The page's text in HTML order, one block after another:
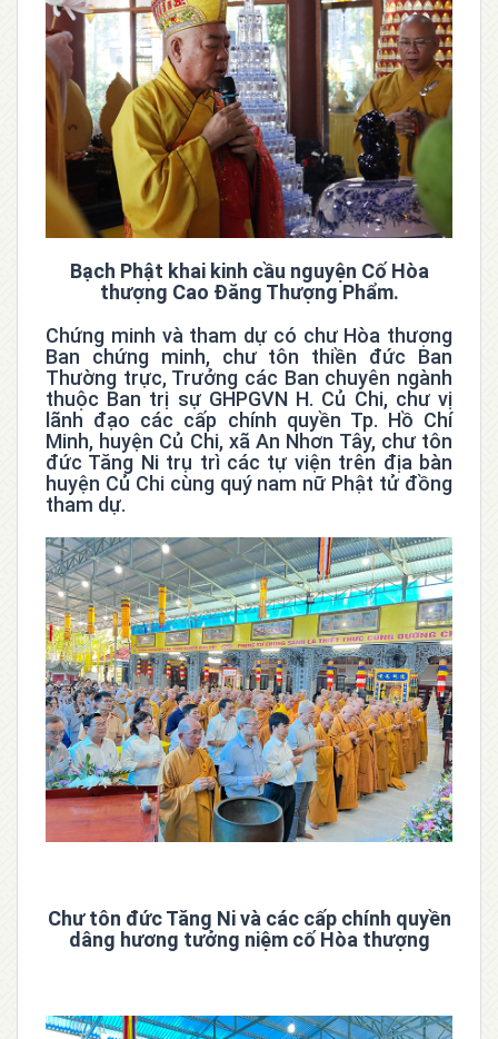
Bạch Phật khai kinh cầu nguyện Cố Hòa
thượng Cao Đăng Thượng Phẩm.
Chứng minh và tham dự có chư Hòa thượng
Ban chứng minh, chư tôn thiền đức Ban
Thường trực, Trưởng các Ban chuyên ngành
thuộc Ban trị sự GHPGVN H. Củ Chi, chư vị
lãnh đạo các cấp chính quyền Tp. Hồ Chí
Minh, huyện Củ Chi, xã An Nhơn Tây, chư tôn
đức Tăng Ni trụ trì các tự viện trên địa bàn
huyện Củ Chi cùng quý nam nữ Phật tử đồng
tham dự.
Chư tôn đức Tăng Ni và các cấp chính quyền
dâng hương tưởng niệm cố Hòa thượng